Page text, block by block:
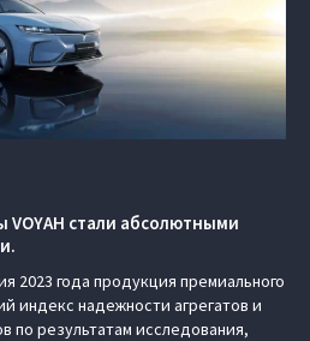
стали абсолютными
2023 года продукция премиального
индекс надежности агрегатов и
результатам исследования,